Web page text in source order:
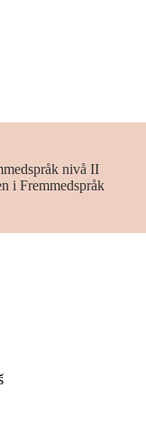
nivå II
i Fremmedspråk